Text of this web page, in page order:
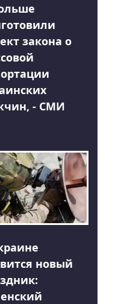
закона о
- СМИ
новый